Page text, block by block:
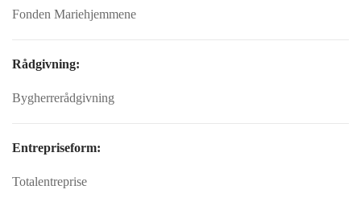
Fonden Mariehjemmene
Rådgivning:
Bygherrerådgivning
Entrepriseform:
Totalentreprise